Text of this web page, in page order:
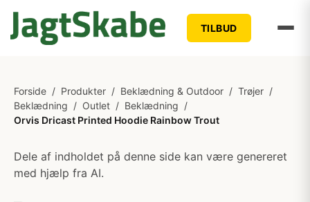
TILBUD
Forside / Produkter / Beklædning & Outdoor / Trøjer /
Beklædning / Outlet / Beklædning /
Orvis Dricast Printed Hoodie Rainbow Trout
Dele af indholdet på denne side kan være genereret
med hjælp fra AI.